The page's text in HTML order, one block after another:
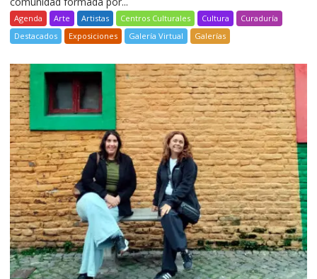
Agenda Arte Artistas Centros Culturales Cultura
Curaduría
Destacados
Exposiciones Galería Virtual Galerías